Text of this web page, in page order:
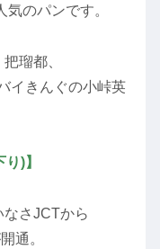
のパンです。
瑠都、
イきんぐの小峠英
)】
さJCTから
通。